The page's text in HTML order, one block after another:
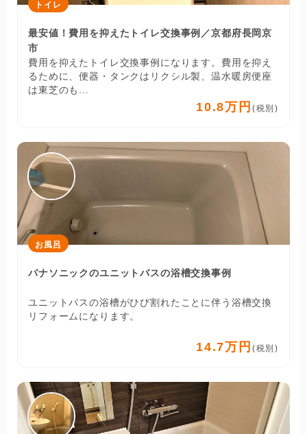
トイレ
最安値！費用を抑えたトイレ交換事例／京都府長岡京
市
費用を抑えたトイレ交換事例になります。費用を抑え
るために、便器・タンクはリクシル製、温水暖房便座
は東芝のも...
10.8万円 (税別)
お風呂
パナソニックのユニットバスの浴槽交換事例
ユニットバスの浴槽がひび割れたことに伴う浴槽交換
リフォームになります。
14.7万円 (税別)